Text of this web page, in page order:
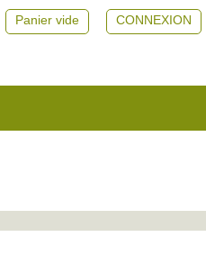
CONNEXION
Panier vide